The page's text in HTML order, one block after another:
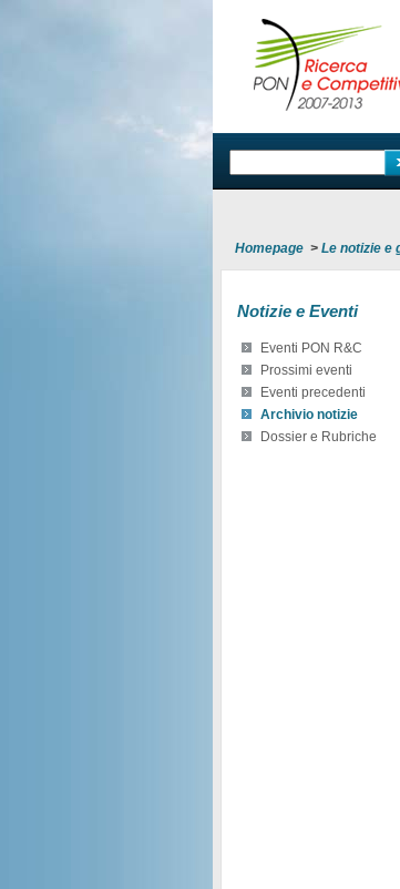
Homepage > Le notizie e
Notizie e Eventi
Eventi PON R&C
Prossimi eventi
Eventi precedenti
Archivio notizie
Dossier e Rubriche